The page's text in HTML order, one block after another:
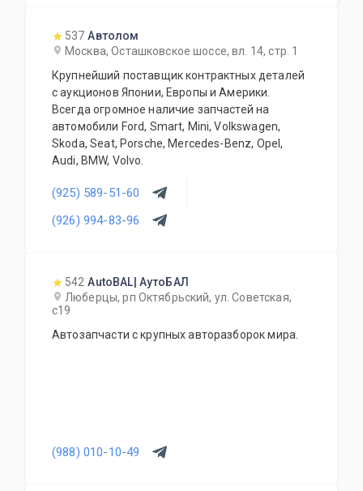
537 Автолом
Москва, Осташковское шоссе, вл. 14, стр. 1
Крупнейший поставщик контрактных деталей
с аукционов Японии, Европы и Америки.
Всегда огромное наличие запчастей на
автомобили Ford, Smart, Mini, Volkswagen,
Skoda, Seat, Porsche, Mercedes-Benz, Opel,
Audi, BMW, Volvo.
(925) 589-51-60
(926) 994-83-96
542 AutoBAL| АутоБАЛ
Люберцы, рп Октябрьский, ул. Советская,
с19
Автозапчасти с крупных авторазборок мира.
(988) 010-10-49